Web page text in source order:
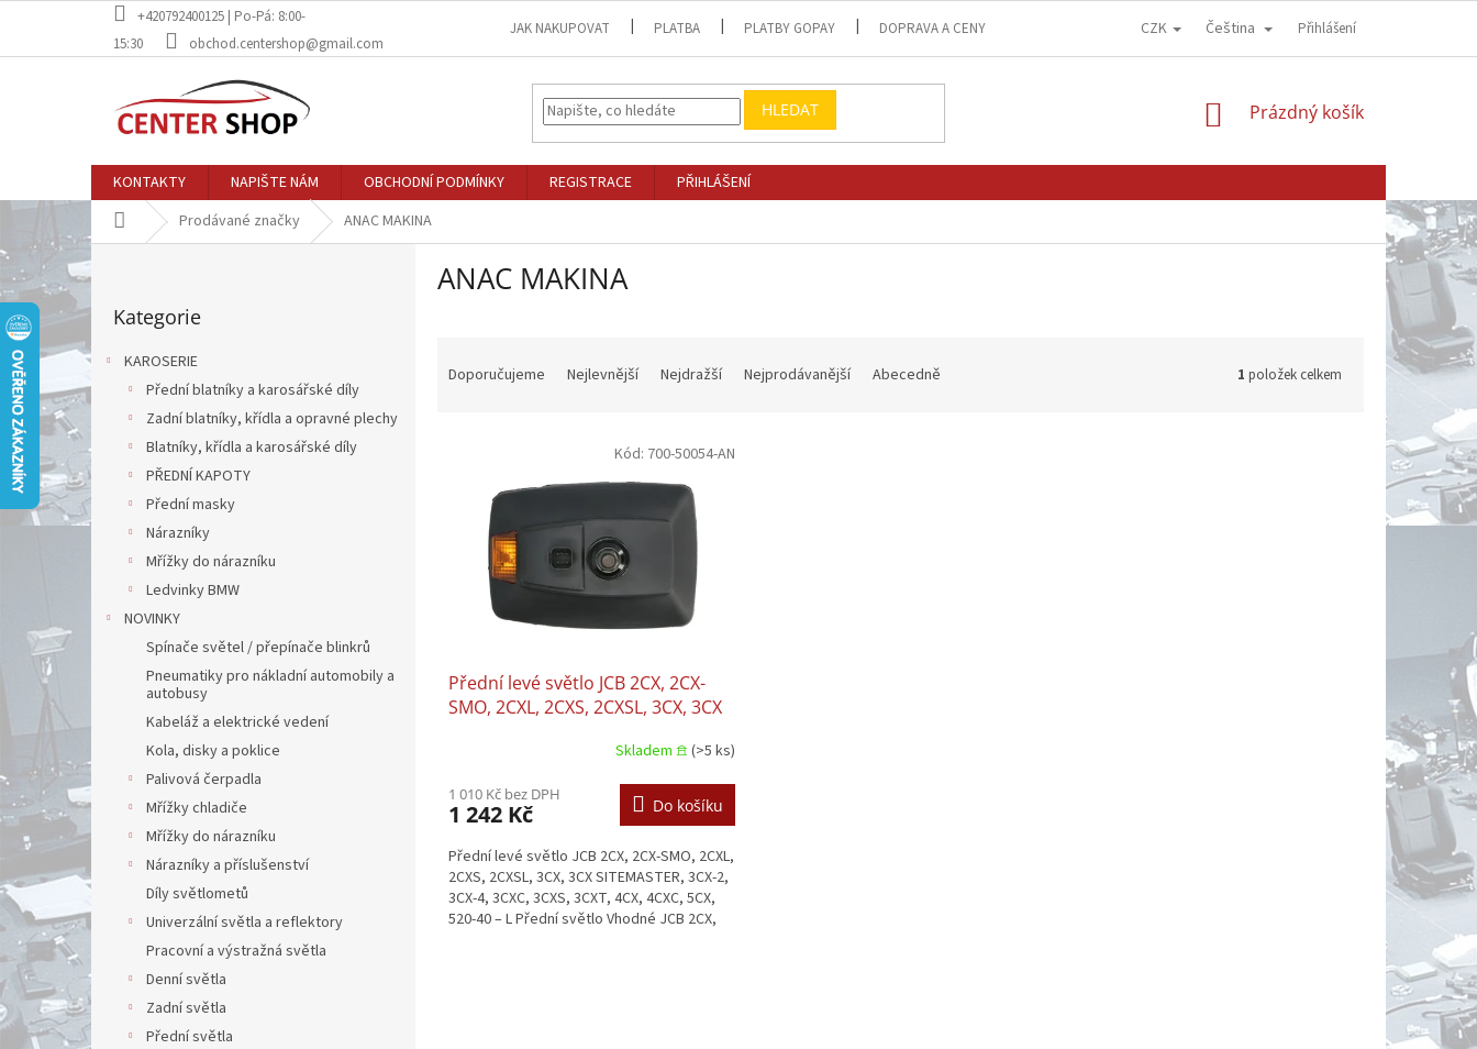
obsah
+420792400125 | Po-Pá: 8:00-
15:30
obchod.centershop@gmail.com
JAK NAKUPOVAT PLATBA PLATBY GOPAY DOPRAVA A CENY OBCHODNÍ PODMÍNKY GDPR - OCHRANA OSOBNÍCH ÚDAJŮ
CZK Čeština Přihlášení
HLEDAT
NÁKUPNÍ
Prázdný košík
KONTAKTY NAPIŠTE NÁM OBCHODNÍ PODMÍNKY REGISTRACE
PŘIHLÁŠENÍ
Domů Prodávané značky ANAC MAKINA
P
o
s
r
n
í
p
a
n
kategorie
Kategorie
KAROSERIE
Přední blatníky a karosářské díly
Zadní blatníky, křídla a opravné plechy
Blatníky, křídla a karosářské díly
PŘEDNÍ KAPOTY
Přední masky
Nárazníky
Mřížky do nárazníku
Ledvinky BMW
NOVINKY
Spínače světel / přepínače blinkrů
Pneumatiky pro nákladní automobily a
autobusy
Kabeláž a elektrické vedení
Kola, disky a poklice
Palivová čerpadla
Mřížky chladiče
Mřížky do nárazníku
Nárazníky a příslušenství
Díly světlometů
Univerzální světla a reflektory
Pracovní a výstražná světla
Denní světla
Zadní světla
Přední světla
ANAC MAKINA
Doporučujeme Nejlevnější Nejdražší Nejprodávanější Abecedně 1 položek celkem
Přední levé světlo JCB 2CX, 2CX-
SMO, 2CXL, 2CXS, 2CXSL, 3CX, 3CX
3CXS, 3CXT, 4CX, 4CXC, 5CX, 520-40
Skladem 𖠿 (>5 ks)
1 010 Kč bez DPH
1 242 Kč Do košíku
Přední levé světlo JCB 2CX, 2CX-SMO, 2CXL,
2CXS, 2CXSL, 3CX, 3CX SITEMASTER, 3CX-2,
3CX-4, 3CXC, 3CXS, 3CXT, 4CX, 4CXC, 5CX,
520-40 – L Přední světlo Vhodné JCB 2CX,
Kód: 700-50054-AN